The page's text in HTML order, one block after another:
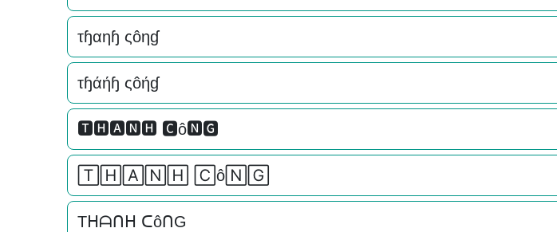
τɧαηɧ ςôηɠ
τɧάήɧ ςôήɠ
🆃🅷🅰🅽🅷 🅲ô🅽🅶
🅃🄷🄰🄽🄷 🄲ô🄽🄶
Tᕼᗩᑎᕼ ᑕôᑎG